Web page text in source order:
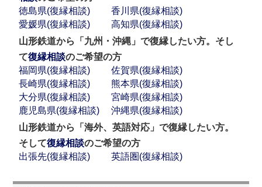
徳島県(復縁相談)
香川県(復縁相談)
愛媛県(復縁相談)
高知県(復縁相談)
山形鉄道から「九州・沖縄」で復縁したい方。そし
て復縁相談のご希望の方
福岡県(復縁相談)
佐賀県(復縁相談)
長崎県(復縁相談)
熊本県(復縁相談)
大分県(復縁相談)
宮崎県(復縁相談)
鹿児島県(復縁相談)
沖縄県(復縁相談)
山形鉄道から「海外、英語対応」で復縁したい方。
そして復縁相談のご希望の方
出張先(復縁相談)
英語圏(復縁相談)